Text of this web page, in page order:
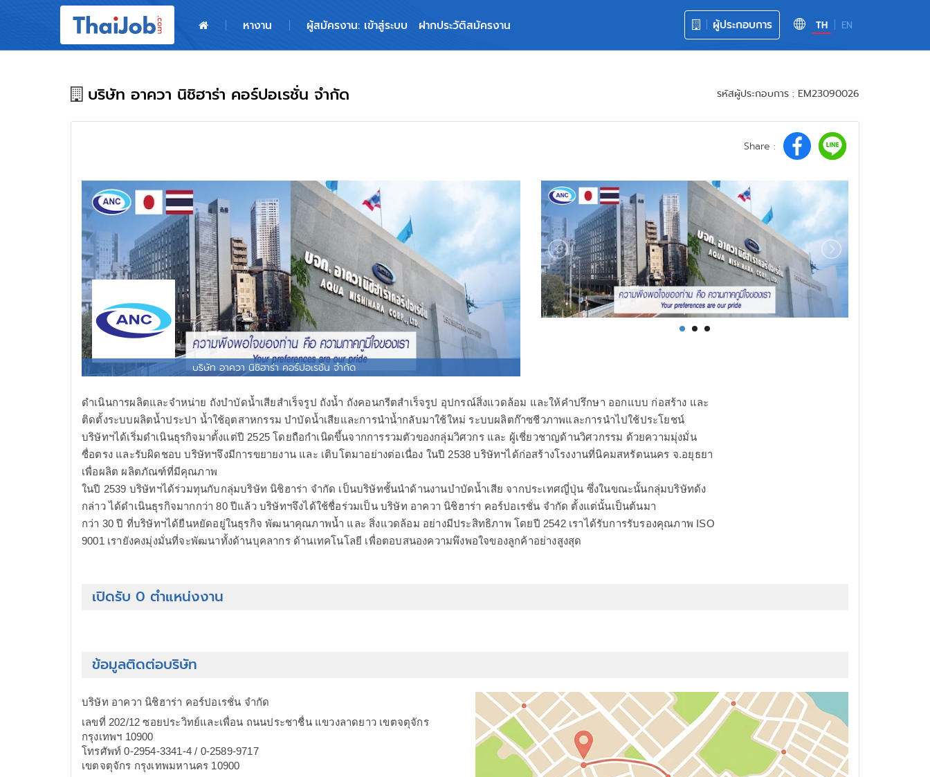
TH EN
ผู้ประกอบการ
หางาน ผู้สมัครงาน: เข้าสู่ระบบ ฝากประวัติสมัครงาน
ผู้สมัครงาน: เข้าสู่ระบบ
บริษัท อาควา นิชิฮาร่า คอร์ปอเรชั่น จำกัด รหัสผู้ประกอบการ : EM23090026
Share :
บริษัท อาควา นิชิฮาร่า คอร์ปอเรชั่น จำกัด
ดำเนินการผลิตและจำหน่าย ถังบำบัดน้ำเสียสำเร็จรูป ถังน้ำ ถังคอนกรีตสำเร็จรูป อุปกรณ์สิ่งแวดล้อม และให้คำปรึกษา ออกแบบ ก่อสร้าง และ
ติดตั้งระบบผลิตน้ำประปา น้ำใช้อุตสาหกรรม บำบัดน้ำเสียและการนำน้ำกลับมาใช้ใหม่ ระบบผลิตก๊าซชีวภาพและการนำไปใช้ประโยชน์
บริษัทฯได้เริ่มดำเนินธุรกิจมาตั้งแต่ปี 2525 โดยถือกำเนิดขึ้นจากการรวมตัวของกลุ่มวิศวกร และ ผู้เชี่ยวชาญด้านวิศวกรรม ด้วยความมุ่งมั่น
ซื่อตรง และรับผิดชอบ บริษัทฯจึงมีการขยายงาน และ เติบโตมาอย่างต่อเนื่อง ในปี 2538 บริษัทฯได้ก่อสร้างโรงงานที่นิคมสหรัตนนคร จ.อยุธยา
เพื่อผลิต ผลิตภัณฑ์ที่มีคุณภาพ
ในปี 2539 บริษัทฯได้ร่วมทุนกับกลุ่มบริษัท นิชิฮาร่า จำกัด เป็นบริษัทชั้นนำด้านงานบำบัดน้ำเสีย จากประเทศญี่ปุ่น ซึ่งในขณะนั้นกลุ่มบริษัทด้ง
กล่าว ได้ดำเนินธุรกิจมากกว่า 80 ปีแล้ว บริษัทฯจึงได้ใช้ชื่อร่วมเป็น บริษัท อาควา นิชิฮาร่า คอร์ปอเรชั่น จำกัด ตั้งแต่นั้นเป็นต้นมา
กว่า 30 ปี ที่บริษัทฯได้ยืนหยัดอยู่ในธุรกิจ พัฒนาคุณภาพน้ำ และ สิ่งแวดล้อม อย่างมีประสิทธิภาพ โดยปี 2542 เราได้รับการรับรองคุณภาพ ISO
9001 เรายังคงมุ่งมั่นที่จะพัฒนาทั้งด้านบุคลากร ด้านเทคโนโลยี เพื่อตอบสนองความพึงพอใจของลูกค้าอย่างสูงสุด
เปิดรับ 0 ตำแหน่งงาน
ข้อมูลติดต่อบริษัท
บริษัท อาควา นิชิฮาร่า คอร์ปอเรชั่น จำกัด
เลขที่ 202/12 ซอยประวิทย์และเพื่อน ถนนประชาชื่น แขวงลาดยาว เขตจตุจักร
กรุงเทพฯ 10900
โทรศัพท์ 0-2954-3341-4 / 0-2589-9717
เขตจตุจักร กรุงเทพมหานคร 10900